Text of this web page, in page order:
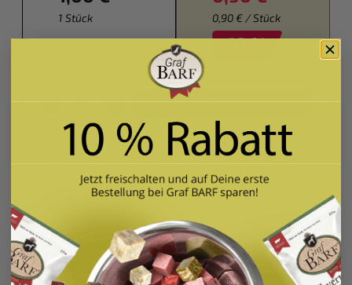
1 Stück
-10 %
0,90 € / Stück
- + In den Warenkorb
inkl. MwSt. zzgl. Versand
Mindestbestellmenge: 10 kg Frostware je
Bestellung.Weitere Infos
Beschreibung